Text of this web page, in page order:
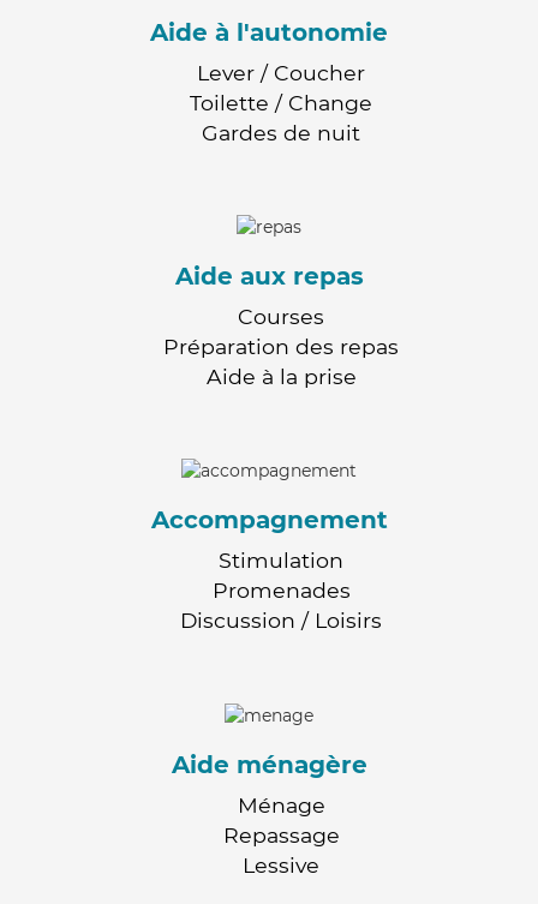
Aide à l'autonomie
Lever / Coucher
Toilette / Change
Gardes de nuit
Aide aux repas
Courses
Préparation des repas
Aide à la prise
Accompagnement
Stimulation
Promenades
Discussion / Loisirs
Aide ménagère
Ménage
Repassage
Lessive